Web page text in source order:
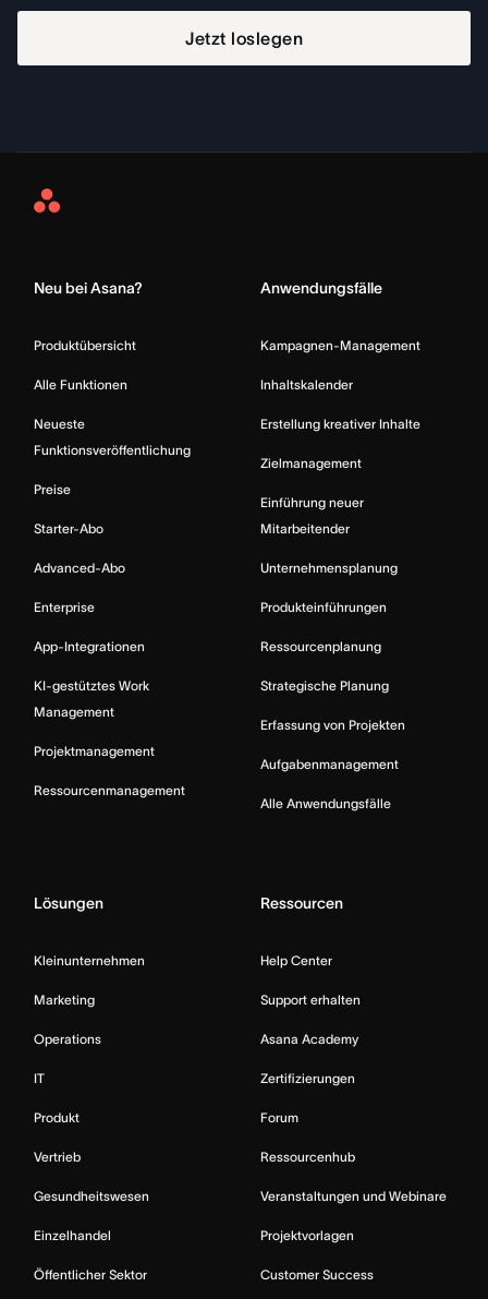
Jetzt loslegen
Asana
Neu bei Asana?
Produktübersicht
Alle Funktionen
Neueste
Funktionsveröffentlichung
Preise
Starter-Abo
Advanced-Abo
Enterprise
App-Integrationen
KI-gestütztes Work
Management
Projektmanagement
Ressourcenmanagement
Anwendungsfälle
Kampagnen-Management
Inhaltskalender
Erstellung kreativer Inhalte
Zielmanagement
Einführung neuer
Mitarbeitender
Unternehmensplanung
Produkteinführungen
Ressourcenplanung
Strategische Planung
Erfassung von Projekten
Aufgabenmanagement
Alle Anwendungsfälle
Lösungen
Kleinunternehmen
Marketing
Operations
IT
Produkt
Vertrieb
Gesundheitswesen
Einzelhandel
Öffentlicher Sektor
Ressourcen
Help Center
Support erhalten
Asana Academy
Zertifizierungen
Forum
Ressourcenhub
Veranstaltungen und Webinare
Projektvorlagen
Customer Success